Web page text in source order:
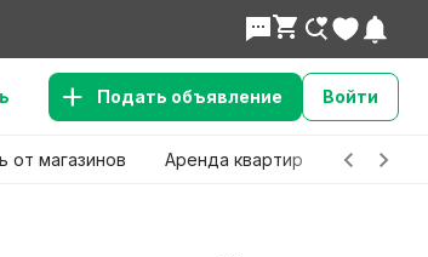
Подать объявление Войти
от магазинов Аренда квартир Детские